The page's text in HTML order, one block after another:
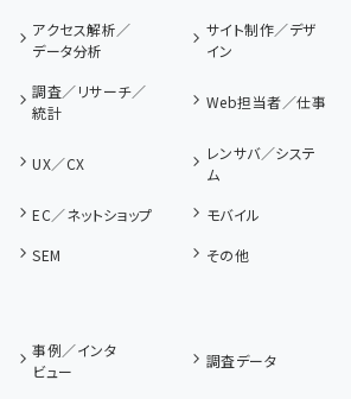
アクセス解析／
データ分析
サイト制作／デザ
イン
調査／リサーチ／
統計
Web担当者／仕事
UX／CX
レンサバ／システ
ム
EC／ネットショップ
モバイル
SEM その他
事例／インタ
ビュー
調査データ